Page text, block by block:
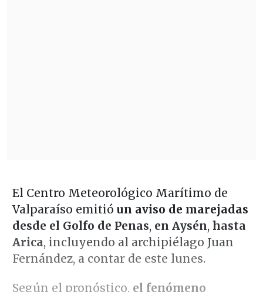
El Centro Meteorológico Marítimo de
Valparaíso emitió un aviso de marejadas
desde el Golfo de Penas, en Aysén, hasta
Arica, incluyendo al archipiélago Juan
Fernández, a contar de este lunes.
Según el pronóstico, el fenómeno